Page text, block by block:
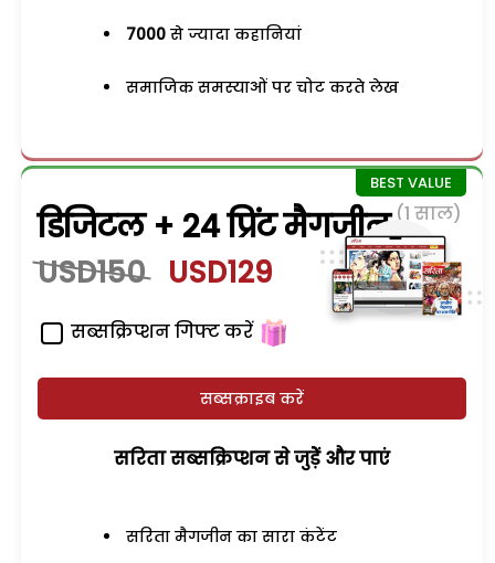
7000 से ज्यादा कहानियां
समाजिक समस्याओं पर चोट करते लेख
डिजिटल + 24 प्रिंट मैगजीन (1 साल)
USD150 USD129
सब्सक्रिप्शन गिफ्ट करें
सब्सक्राइब करें
सरिता सब्सक्रिप्शन से जुड़ेें और पाएं
सरिता मैगजीन का सारा कंटेंट